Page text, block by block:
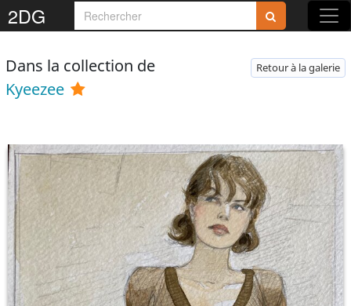
2DG
Dans la collection de
Kyeezee
Retour à la galerie